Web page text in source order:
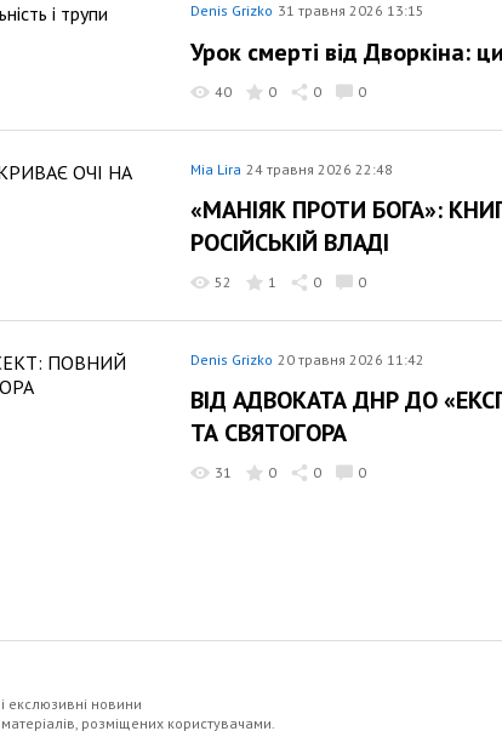
Denis Grizko 31 травня 2026 13:15
Урок смерті від Дворкіна:
40 0 0 0
Mia Lira 24 травня 2026 22:48
«МАНІЯК ПРОТИ БОГА»:
РОСІЙСЬКІЙ ВЛАДІ
52 1 0 0
Denis Grizko 20 травня 2026 11:42
ВІД АДВОКАТА ДНР ДО
ТА СВЯТОГОРА
31 0 0 0
екслюзивнi новини
розміщених користувачами.